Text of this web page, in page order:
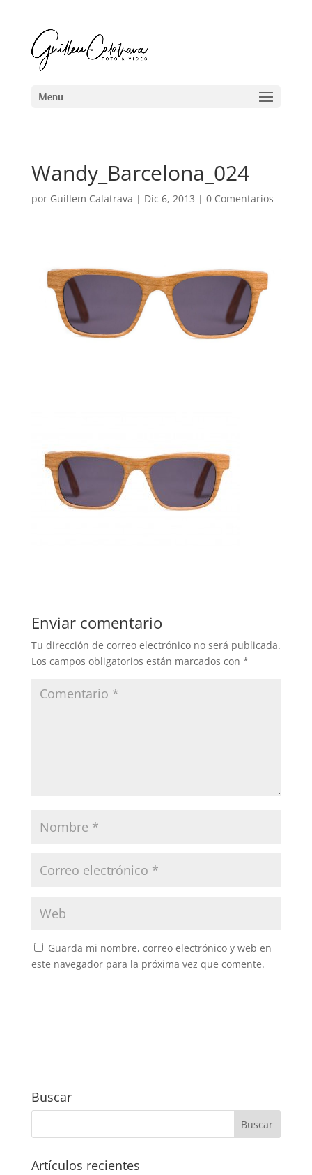
Wandy_Barcelona_024
por Guillem Calatrava | Dic 6, 2013 | 0 Comentarios
Enviar comentario
Tu dirección de correo electrónico no será publicada.
Los campos obligatorios están marcados con *
Guarda mi nombre, correo electrónico y web en
este navegador para la próxima vez que comente.
Buscar
Artículos recientes